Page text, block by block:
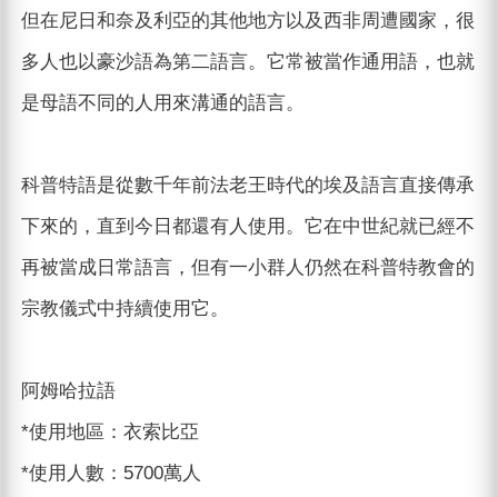
但在尼日和奈及利亞的其他地方以及西非周遭國家，很
多人也以豪沙語為第二語言。它常被當作通用語，也就
是母語不同的人用來溝通的語言。
科普特語是從數千年前法老王時代的埃及語言直接傳承
下來的，直到今日都還有人使用。它在中世紀就已經不
再被當成日常語言，但有一小群人仍然在科普特教會的
宗教儀式中持續使用它。
阿姆哈拉語
*使用地區：衣索比亞
*使用人數：5700萬人